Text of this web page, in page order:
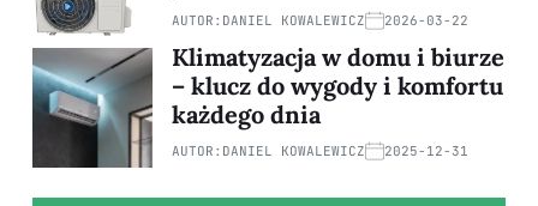
AUTOR: DANIEL KOWALEWICZ 2026-03-22
Klimatyzacja w domu i biurze
– klucz do wygody i komfortu
każdego dnia
AUTOR: DANIEL KOWALEWICZ 2025-12-31